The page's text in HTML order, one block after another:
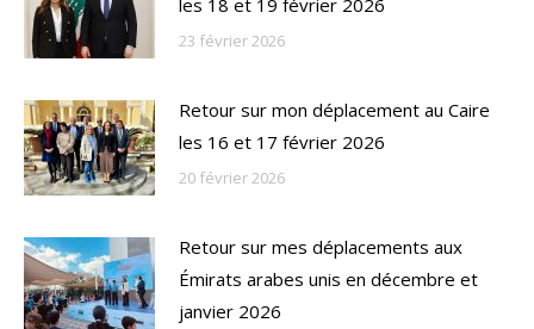
23 février 2026
Retour sur mon déplacement au Caire
les 16 et 17 février 2026
20 février 2026
Retour sur mes déplacements aux
Émirats arabes unis en décembre et
janvier 2026